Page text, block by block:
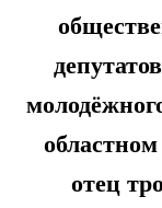
отец